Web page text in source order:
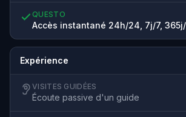
QUESTO
Accès instantané 24h/24, 7j/7,
Expérience
VISITES GUIDÉES
Écoute passive d'un guide